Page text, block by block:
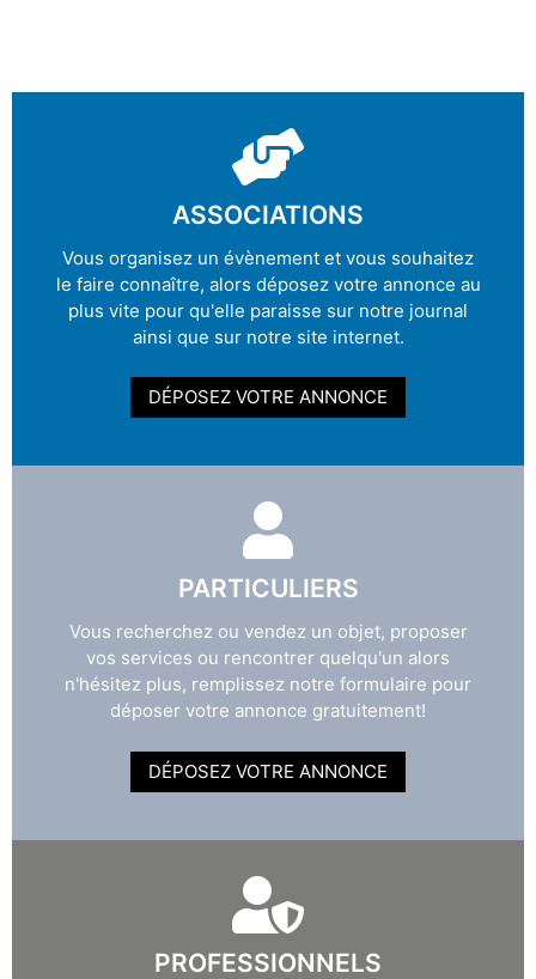
ASSOCIATIONS
Vous organisez un évènement et vous souhaitez
le faire connaître, alors déposez votre annonce au
plus vite pour qu'elle paraisse sur notre journal
ainsi que sur notre site internet.
DÉPOSEZ VOTRE ANNONCE
PARTICULIERS
Vous recherchez ou vendez un objet, proposer
vos services ou rencontrer quelqu'un alors
n'hésitez plus, remplissez notre formulaire pour
déposer votre annonce gratuitement!
DÉPOSEZ VOTRE ANNONCE
PROFESSIONNELS